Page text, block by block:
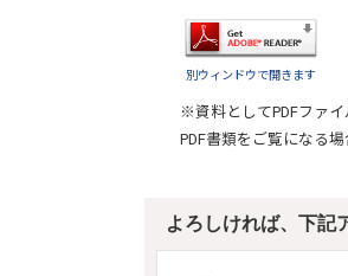
別ウィンドウで開きます
※資料としてPDFファイ
PDF書類をご覧になる場